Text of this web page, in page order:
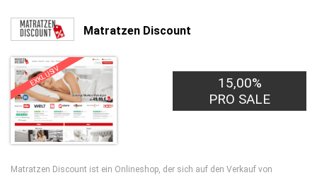
Matratzen Discount
EXKLUSIV
15,00%
PRO SALE
Matratzen Discount ist ein Onlineshop, der sich auf den Verkauf von